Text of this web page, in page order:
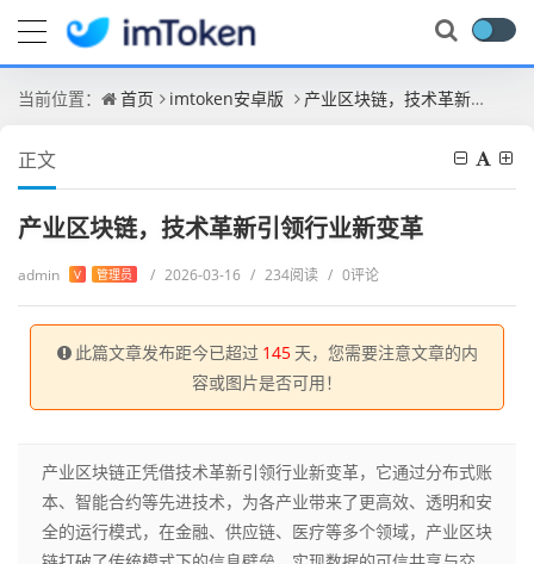
当前位置： 首页 imtoken安卓版 产业区块链，技术革新引领行业新变革
正文
产业区块链，技术革新引领行业新变革
admin V 管理员 / 2026-03-16 / 234阅读 / 0评论
此篇文章发布距今已超过 145 天，您需要注意文章的内
容或图片是否可用！
产业区块链正凭借技术革新引领行业新变革，它通过分布式账
本、智能合约等先进技术，为各产业带来了更高效、透明和安
全的运行模式，在金融、供应链、医疗等多个领域，产业区块